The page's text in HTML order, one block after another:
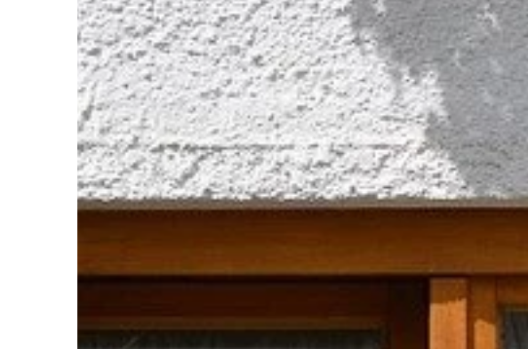
19 | 06 | 2022
Dlaczego warto posiadać sklep online
zamiast offline?
Są popularne Istnieje wiele zalet
posiadania sklepu internetowego w
prowadzenia, zarządzania […]